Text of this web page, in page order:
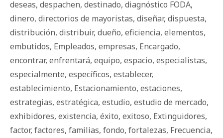
deseas, despachen, destinado, diagnóstico FODA,
dinero, directorios de mayoristas, diseñar, dispuesta,
distribución, distribuir, dueño, eficiencia, elementos,
embutidos, Empleados, empresas, Encargado,
encontrar, enfrentará, equipo, espacio, especialistas,
especialmente, específicos, establecer,
establecimiento, Estacionamiento, estaciones,
estrategias, estratégica, estudio, estudio de mercado,
exhibidores, existencia, éxito, exitoso, Extinguidores,
factor, factores, familias, fondo, fortalezas, Frecuencia,